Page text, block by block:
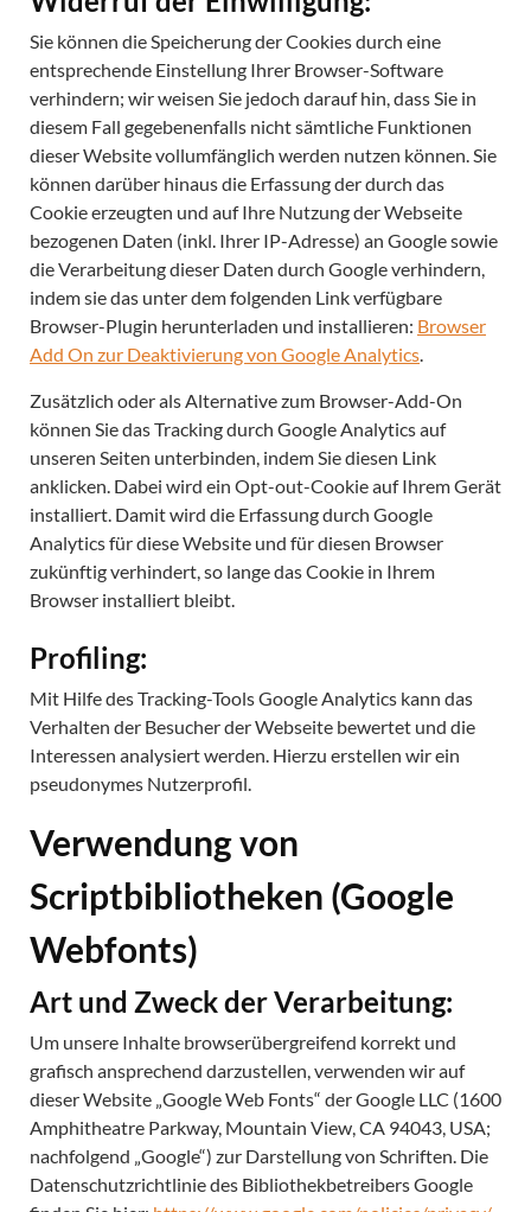
Sie können die Speicherung der Cookies durch eine
entsprechende Einstellung Ihrer Browser-Software
verhindern; wir weisen Sie jedoch darauf hin, dass Sie in
diesem Fall gegebenenfalls nicht sämtliche Funktionen
dieser Website vollumfänglich werden nutzen können. Sie
können darüber hinaus die Erfassung der durch das
Cookie erzeugten und auf Ihre Nutzung der Webseite
bezogenen Daten (inkl. Ihrer IP-Adresse) an Google sowie
die Verarbeitung dieser Daten durch Google verhindern,
indem sie das unter dem folgenden Link verfügbare
Browser-Plugin herunterladen und installieren: Browser
Add On zur Deaktivierung von Google Analytics.
Zusätzlich oder als Alternative zum Browser-Add-On
können Sie das Tracking durch Google Analytics auf
unseren Seiten unterbinden, indem Siediesen Link
anklicken. Dabei wird ein Opt-out-Cookie auf Ihrem Gerät
installiert. Damit wird die Erfassung durch Google
Analytics für diese Website und für diesen Browser
zukünftig verhindert, so lange das Cookie in Ihrem
Browser installiert bleibt.
Profiling:
Mit Hilfe des Tracking-Tools Google Analytics kann das
Verhalten der Besucher der Webseite bewertet und die
Interessen analysiert werden. Hierzu erstellen wir ein
pseudonymes Nutzerprofil.
Verwendung von
Scriptbibliotheken (Google
Webfonts)
Art und Zweck der Verarbeitung:
Um unsere Inhalte browserübergreifend korrekt und
grafisch ansprechend darzustellen, verwenden wir auf
dieser Website „Google Web Fonts“ der Google LLC (1600
Amphitheatre Parkway, Mountain View, CA 94043, USA;
nachfolgend „Google“) zur Darstellung von Schriften. Die
Datenschutzrichtlinie des Bibliothekbetreibers Google